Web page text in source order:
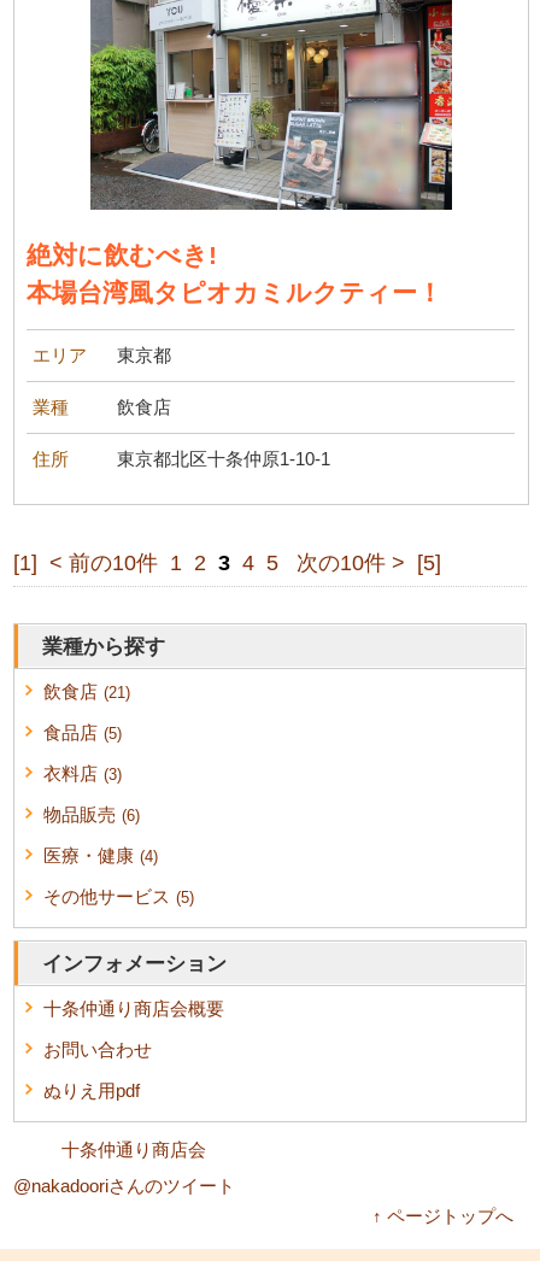
絶対に飲むべき!
本場台湾風タピオカミルクティー！
エリア 東京都
業種 飲食店
住所 東京都北区十条仲原1-10-1
[1] < 前の10件 1 2 3 4 5 次の10件 > [5]
業種から探す
飲食店 (21)
食品店 (5)
衣料店 (3)
物品販売 (6)
医療・健康 (4)
その他サービス (5)
インフォメーション
十条仲通り商店会概要
お問い合わせ
ぬりえ用pdf
十条仲通り商店会
@nakadooriさんのツイート
↑ ページトップへ